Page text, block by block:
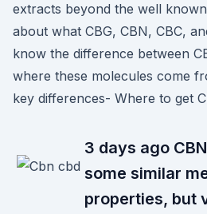
extracts beyond the well
about what CBG, CBN, CBC,
know the difference between
where these molecules come
key differences- Where to get
3 days ago
some similar
properties, but